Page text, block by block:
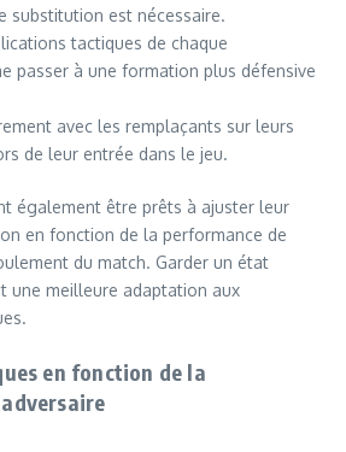
substitution est nécessaire.
tactiques de chaque
passer à une formation plus défensive
avec les remplaçants sur leurs
de leur entrée dans le jeu.
également être prêts à ajuster leur
en fonction de la performance de
du match. Garder un état
une meilleure adaptation aux
en fonction de la